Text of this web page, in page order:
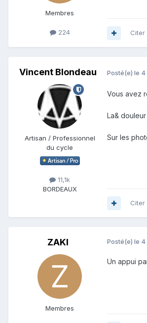
Membres
224 Citer
Vincent Blondeau
Artisan / Professionnel
du cycle
11,1k
BORDEAUX
Posté(e) le 4
Vous avez
La&
Sur les
Citer
ZAKI
Membres
Posté(e) le 4
Un appui